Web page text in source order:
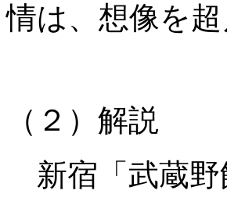
情は、想像を
（２）解説
新宿「武蔵野